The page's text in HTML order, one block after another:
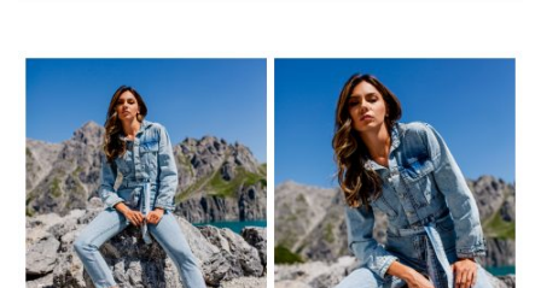
coś
Na pewno znasz to uczucie, kiedy chcesz się modnie ubrać i
spędzasz długi czas przed otwartą szafą. Mnóstwo ciuchów, a
zupełnie nie wiadomo, co na siebie włożyć! Niby masz ulubioną
bluzkę, ale jak ją odpowiednio połączyć ze spodniami czy
spódnicą? Jak zrobić tak, żeby było dobrze? Mamy dla Ciebie
idealną poradę. Kombinezony damskie są rozwiązaniem
Twojego problemu, ponieważ, stawiając na nie, jesteś ubrana od